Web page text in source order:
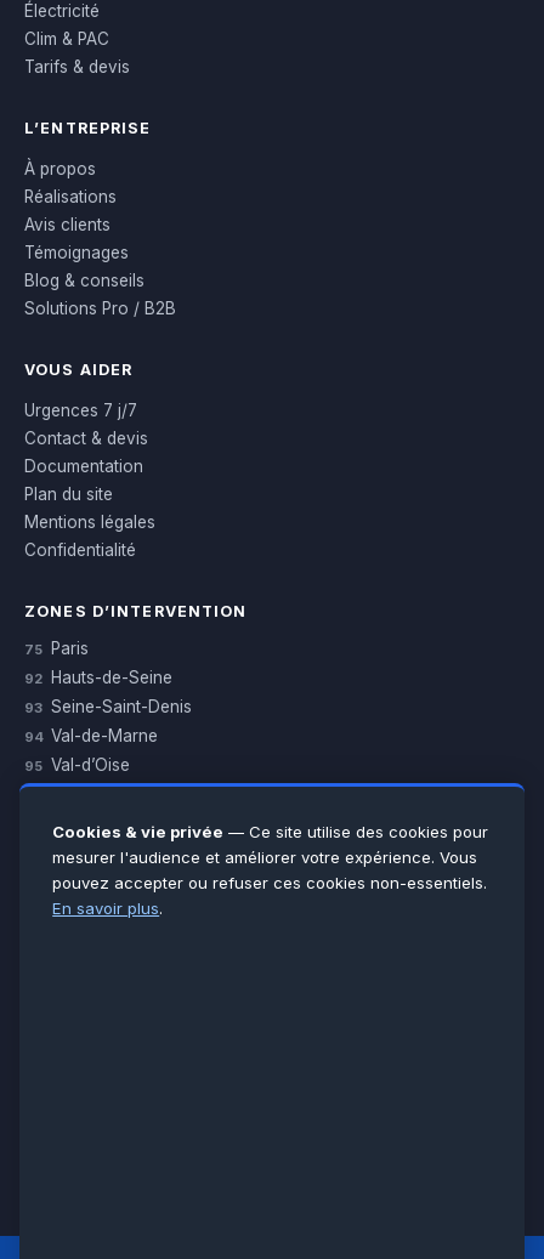
Électricité
Clim & PAC
Tarifs & devis
L’ENTREPRISE
À propos
Réalisations
Avis clients
Témoignages
Blog & conseils
Solutions Pro / B2B
VOUS AIDER
Urgences 7 j/7
Contact & devis
Documentation
Plan du site
Mentions légales
Confidentialité
ZONES D’INTERVENTION
75 Paris
92 Hauts-de-Seine
93 Seine-Saint-Denis
94 Val-de-Marne
95 Val-d’Oise
Essonne
Seine-et-Marne
Voir toutes les villes →
Cookies & vie privée — Ce site utilise des cookies pour
mesurer l'audience et améliorer votre expérience. Vous
pouvez accepter ou refuser ces cookies non-essentiels.
En savoir plus.